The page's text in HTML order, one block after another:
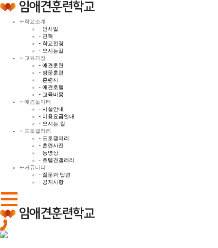
+-학교소개
- 인사말
- 연혁
- 학교전경
- 오시는길
+- 교육과정
- 애견훈련
- 방문훈련
- 훈련사
- 애견호텔
- 교육비용
+-애견놀이터
- 시설안내
- 이용요금안내
- 오시는 길
+-포토갤러리
- 포토갤러리
- 훈련사진
- 동영상
- 호텔견갤러리
+-커뮤니티
- 질문과 답변
- 공지사항